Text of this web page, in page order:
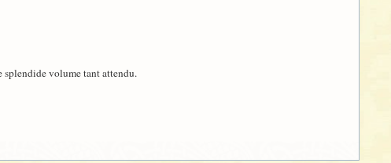
splendide volume tant attendu.